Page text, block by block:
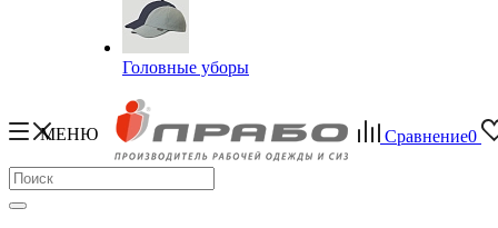
Головные уборы
МЕНЮ Сравнение0